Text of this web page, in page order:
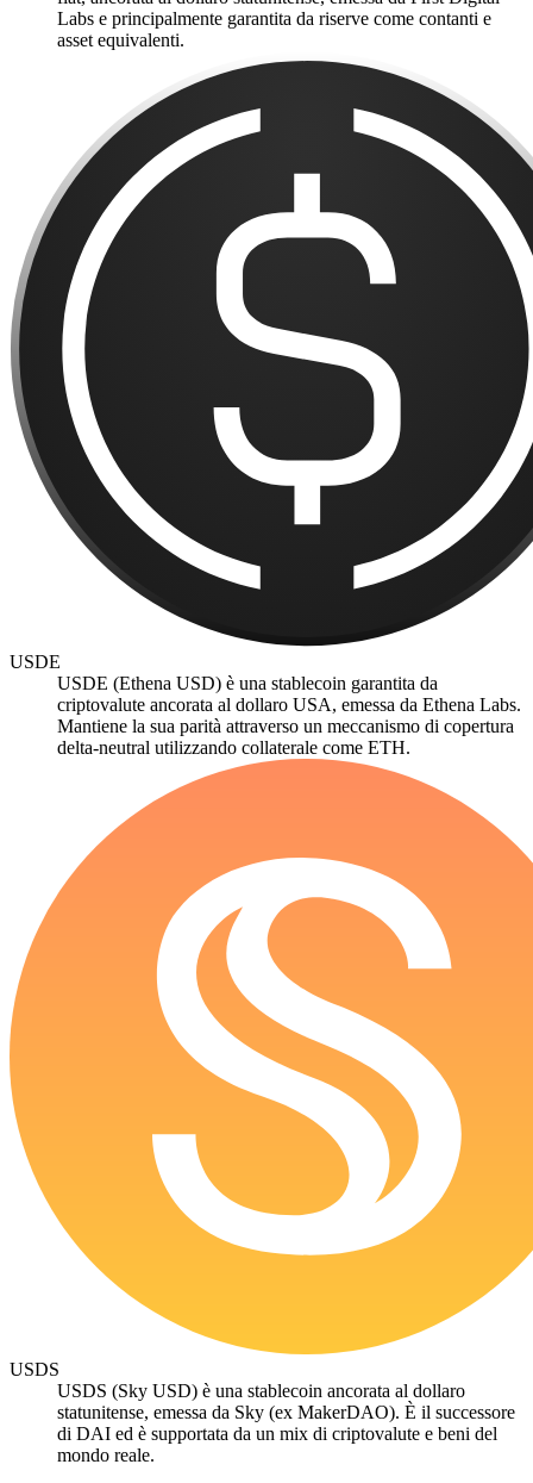
Labs e principalmente garantita da riserve come contanti e
asset equivalenti.
USDE
USDE (Ethena USD) è una stablecoin garantita da
criptovalute ancorata al dollaro USA, emessa da Ethena Labs.
Mantiene la sua parità attraverso un meccanismo di copertura
delta-neutral utilizzando collaterale come ETH.
USDS
USDS (Sky USD) è una stablecoin ancorata al dollaro
statunitense, emessa da Sky (ex MakerDAO). È il successore
di DAI ed è supportata da un mix di criptovalute e beni del
mondo reale.